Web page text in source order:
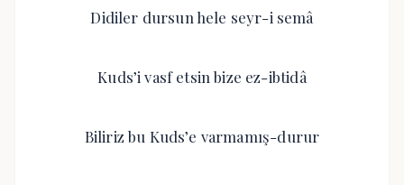
Didiler dursun hele seyr-i semâ
Kuds’i vasf etsin bize ez-ibtidâ
Biliriz bu Kuds’e varmamış-durur